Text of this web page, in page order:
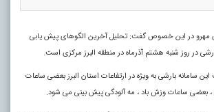
مهرو در این خصوص گفت: تحلیل آخرین الگوهای پیش یابی
در روز شنبه هشتم آذرماه در منطقه البرز مرکزی است.
سامانه بارشی به ویژه در ارتفاعات استان البرز بعضی ساعات
، بعضی ساعات وزش باد ، مه آلودگی پیش بینی می شود.